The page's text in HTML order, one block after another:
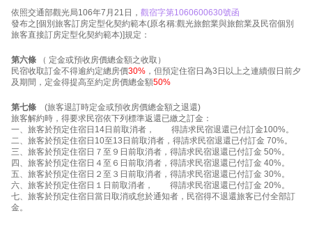
依照交通部觀光局106年7月21日， 觀宿字第1060600630號函
發布之[個別旅客訂房定型化契約範本(原名稱:觀光旅館業與旅館業及民宿個別
旅客直接訂房定型化契約範本)]規定：
第六條 （ 定金或預收房價總金額之收取）
民宿收取訂金不得逾約定總房價30% ，但預定住宿日為3日以上之連續假日前夕
及期間，定金得提高至約定房價總金額50%
第七條 (旅客退訂時定金或預收房價總金額之退還)
旅客解約時，得要求民宿依下列標準返還已繳之訂金：
一、旅客於預定住宿日14日前取消者， 得請求民宿退還已付訂金100%。
二、旅客於預定住宿日10至13日前取消者，得請求民宿退還已付訂金 70%。
三、旅客於預定住宿日７至９日前取消者，得請求民宿退還已付訂金 50%。
四、旅客於預定住宿日４至６日前取消者，得請求民宿退還已付訂金 40%。
五、旅客於預定住宿日２至３日前取消者，得請求民宿退還已付訂金 30%。
六、旅客於預定住宿日１日前取消者， 得請求民宿退還已付訂金 20%。
七、旅客於預定住宿日當日取消或怠於通知者，民宿得不退還旅客已付全部訂
金。